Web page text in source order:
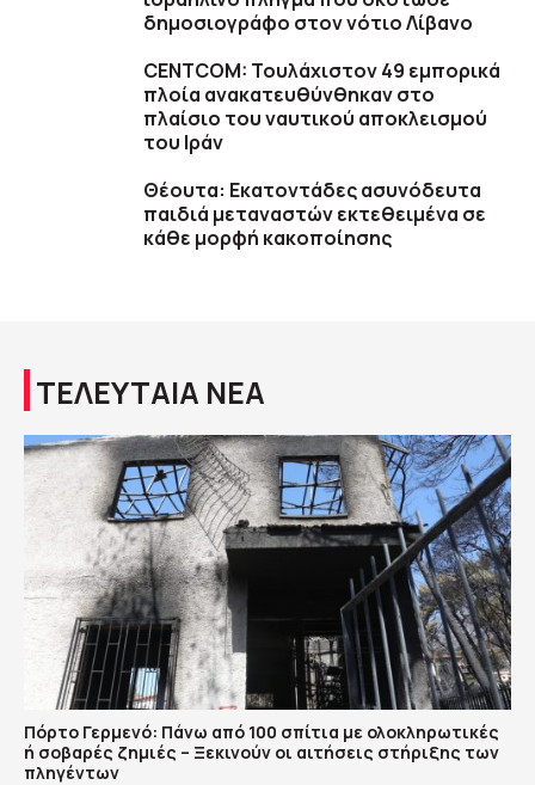
δημοσιογράφο στον νότιο Λίβανο
CENTCOM: Τουλάχιστον 49 εμπορικά
πλοία ανακατευθύνθηκαν στο
πλαίσιο του ναυτικού αποκλεισμού
του Ιράν
Θέουτα: Εκατοντάδες ασυνόδευτα
παιδιά μεταναστών εκτεθειμένα σε
κάθε μορφή κακοποίησης
ΤΕΛΕΥΤΑΙΑ ΝΕΑ
Πόρτο Γερμενό: Πάνω από 100 σπίτια με ολοκληρωτικές
ή σοβαρές ζημιές – Ξεκινούν οι αιτήσεις στήριξης των
πληγέντων